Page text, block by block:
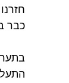
כבר